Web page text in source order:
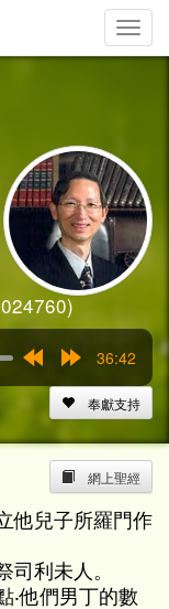
Toggle
15s
36:42
奉獻支持
網上聖經
他兒子所羅門作
司利未人。
‧他們男丁的數